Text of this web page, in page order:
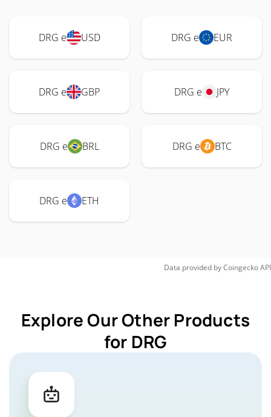
DRG e USD DRG e EUR
DRG e GBP DRG e JPY
DRG e BRL DRG e BTC
DRG e ETH
Data provided byCoingeckoAPI
Explore Our Other Products
for DRG